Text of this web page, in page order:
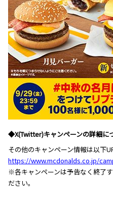
◆X(Twitter)キャンペーンの詳細に
その他のキャンペーン情報は以下
https://www.mcdonalds.co.jp/
※各キャンペーンは予告なく終了
ださい。